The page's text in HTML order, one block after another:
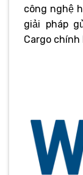
công nghệ
giải pháp
Cargo chính